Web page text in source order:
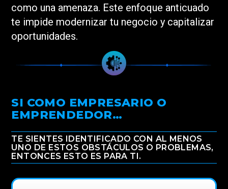
como una amenaza. Este enfoque anticuado
te impide modernizar tu negocio y capitalizar
oportunidades.
SI COMO EMPRESARIO O
EMPRENDEDOR…
TE SIENTES IDENTIFICADO CON AL MENOS
UNO DE ESTOS OBSTÁCULOS O PROBLEMAS,
ENTONCES ESTO ES PARA TI.